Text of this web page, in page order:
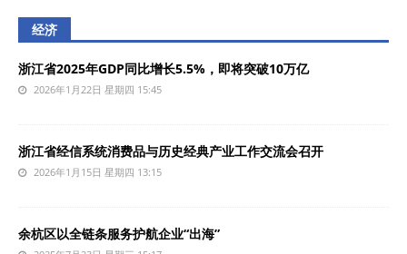
经济
浙江省2025年GDP同比增长5.5%，即将突破10万亿
2026年1月22日 星期四 15:45
浙江省经信系统消费品与历史经典产业工作交流会召开
2026年1月15日 星期四 13:15
余杭区以全链条服务护航企业“出海”